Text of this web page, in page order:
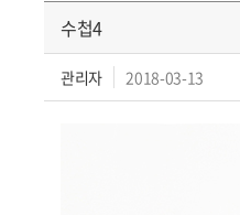
수첩4
관리자 2018-03-13